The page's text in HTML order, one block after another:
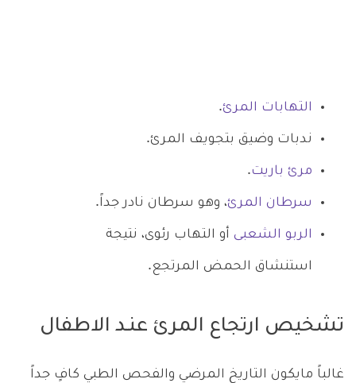
التهابات المرئ.
ندبات وضيق بتجويف المرئ.
مرئ باريت.
سرطان المرئ، وهو سرطان نادر جداً.
الربو الشعبى أو التهاب رئوى، نتيجة
استنشاق الحمض المرتجع.
تشخيص ارتجاع المرئ عنـد الاطفال
غالباً مايكون التاريخ المرضي والفحص الطبي كافٍ جداً